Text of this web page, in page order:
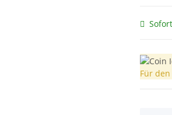
Für